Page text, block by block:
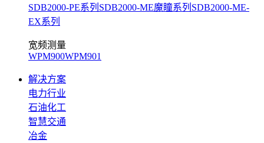
SDB2000-PE系列 SDB2000-ME魔瞳系列 SDB2000-ME-
EX系列
宽频测量
WPM900WPM901
解决方案
电力行业
石油化工
智慧交通
冶金